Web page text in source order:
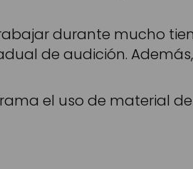
durante mucho
de audición.
el uso de material